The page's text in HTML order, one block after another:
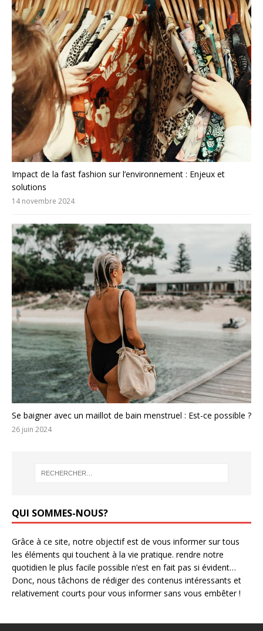
Impact de la fast fashion sur l’environnement : Enjeux et
solutions
14 novembre 2024
Se baigner avec un maillot de bain menstruel : Est-ce possible ?
26 juin 2024
QUI SOMMES-NOUS?
Grâce à ce site, notre objectif est de vous informer sur tous
les éléments qui touchent à la vie pratique. rendre notre
quotidien le plus facile possible n’est en fait pas si évident…
Donc, nous tâchons de rédiger des contenus intéressants et
relativement courts pour vous informer sans vous embêter !